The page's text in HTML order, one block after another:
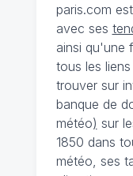
paris.com
avec ses
ainsi qu'une
tous les
trouver sur
banque de
météo) sur
1850 dans
météo, ses